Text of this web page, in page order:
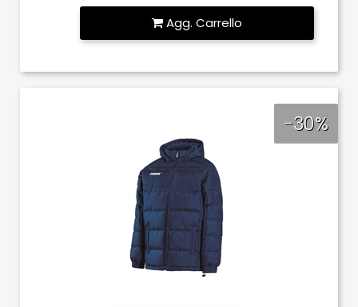
Quantità
Agg. Carrello
-30%